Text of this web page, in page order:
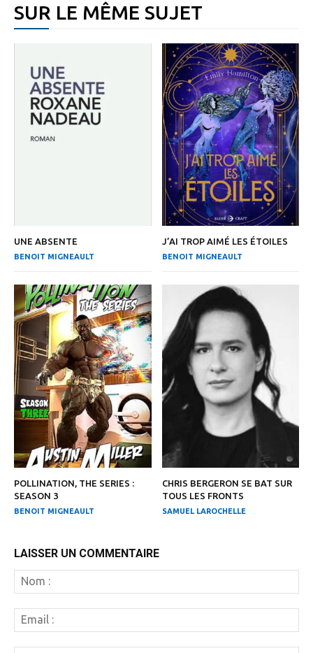
SUR LE MÊME SUJET
UNE ABSENTE
BENOIT MIGNEAULT
J’AI TROP AIMÉ LES ÉTOILES
BENOIT MIGNEAULT
POLLINATION, THE SERIES :
SEASON 3
BENOIT MIGNEAULT
CHRIS BERGERON SE BAT SUR
TOUS LES FRONTS
SAMUEL LAROCHELLE
LAISSER UN COMMENTAIRE
:
: